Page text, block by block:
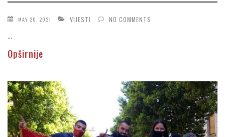
MAY 20, 2021 VIJESTI NO COMMENTS
...
Opširnije